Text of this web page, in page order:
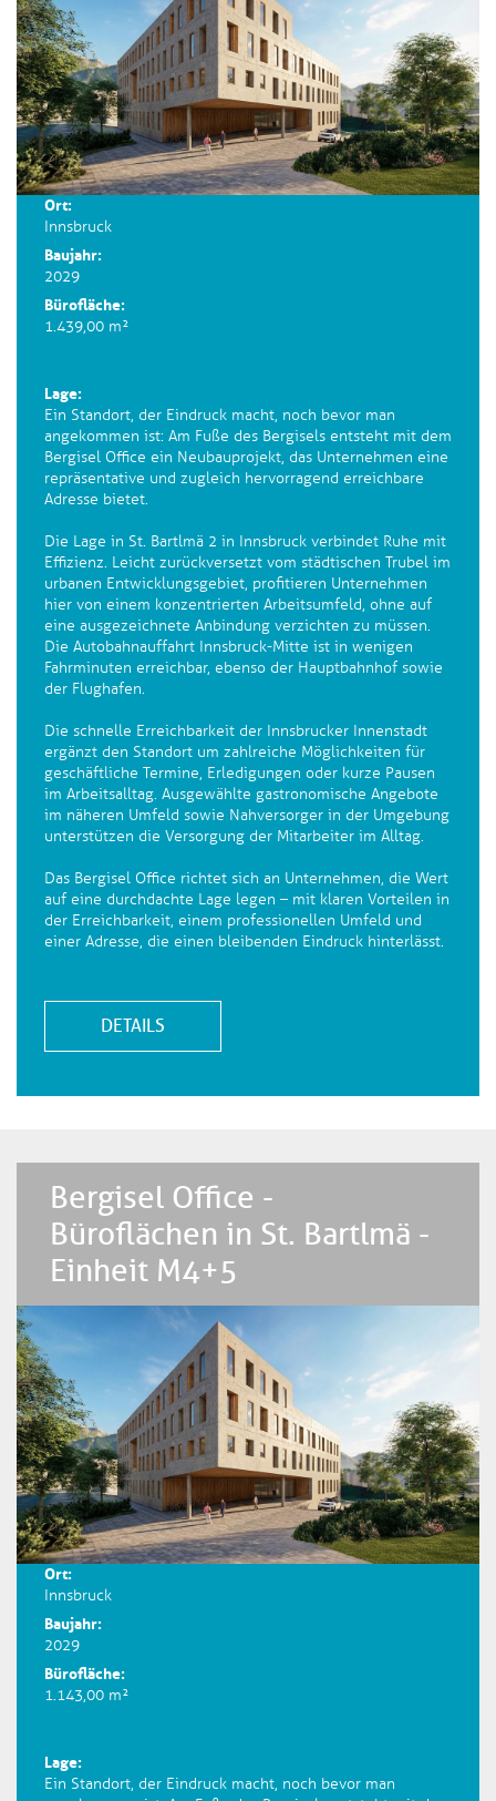
Ort:
Innsbruck
Baujahr:
2029
Bürofläche:
1.439,00 m²
Lage:
Ein Standort, der Eindruck macht, noch bevor man
angekommen ist: Am Fuße des Bergisels entsteht mit dem
Bergisel Office ein Neubauprojekt, das Unternehmen eine
repräsentative und zugleich hervorragend erreichbare
Adresse bietet.
Die Lage in St. Bartlmä 2 in Innsbruck verbindet Ruhe mit
Effizienz. Leicht zurückversetzt vom städtischen Trubel im
urbanen Entwicklungsgebiet, profitieren Unternehmen
hier von einem konzentrierten Arbeitsumfeld, ohne auf
eine ausgezeichnete Anbindung verzichten zu müssen.
Die Autobahnauffahrt Innsbruck-Mitte ist in wenigen
Fahrminuten erreichbar, ebenso der Hauptbahnhof sowie
der Flughafen.
Die schnelle Erreichbarkeit der Innsbrucker Innenstadt
ergänzt den Standort um zahlreiche Möglichkeiten für
geschäftliche Termine, Erledigungen oder kurze Pausen
im Arbeitsalltag. Ausgewählte gastronomische Angebote
im näheren Umfeld sowie Nahversorger in der Umgebung
unterstützen die Versorgung der Mitarbeiter im Alltag.
Das Bergisel Office richtet sich an Unternehmen, die Wert
auf eine durchdachte Lage legen – mit klaren Vorteilen in
der Erreichbarkeit, einem professionellen Umfeld und
einer Adresse, die einen bleibenden Eindruck hinterlässt.
DETAILS
Bergisel Office -
Büroflächen in St. Bartlmä -
Einheit M4+5
Ort:
Innsbruck
Baujahr:
2029
Bürofläche:
1.143,00 m²
Lage:
Ein Standort, der Eindruck macht, noch bevor man